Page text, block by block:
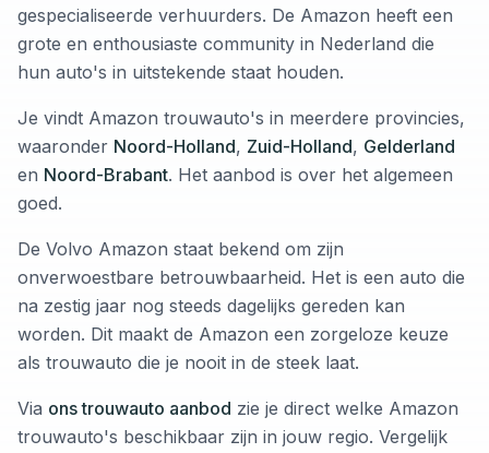
gespecialiseerde verhuurders. De Amazon heeft een
grote en enthousiaste community in Nederland die
hun auto's in uitstekende staat houden.
Je vindt Amazon trouwauto's in meerdere provincies,
waaronder Noord-Holland, Zuid-Holland, Gelderland
en Noord-Brabant. Het aanbod is over het algemeen
goed.
De Volvo Amazon staat bekend om zijn
onverwoestbare betrouwbaarheid. Het is een auto die
na zestig jaar nog steeds dagelijks gereden kan
worden. Dit maakt de Amazon een zorgeloze keuze
als trouwauto die je nooit in de steek laat.
Via ons trouwauto aanbod zie je direct welke Amazon
trouwauto's beschikbaar zijn in jouw regio. Vergelijk